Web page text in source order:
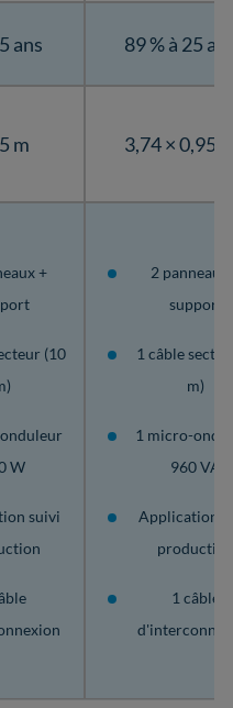
ans 89 % à 25
m 3,74 × 0,95
+
(10
W
suivi
2 panneaux
support
1 câble
m)
1 micro-
960 VA
Application
production
1 câble